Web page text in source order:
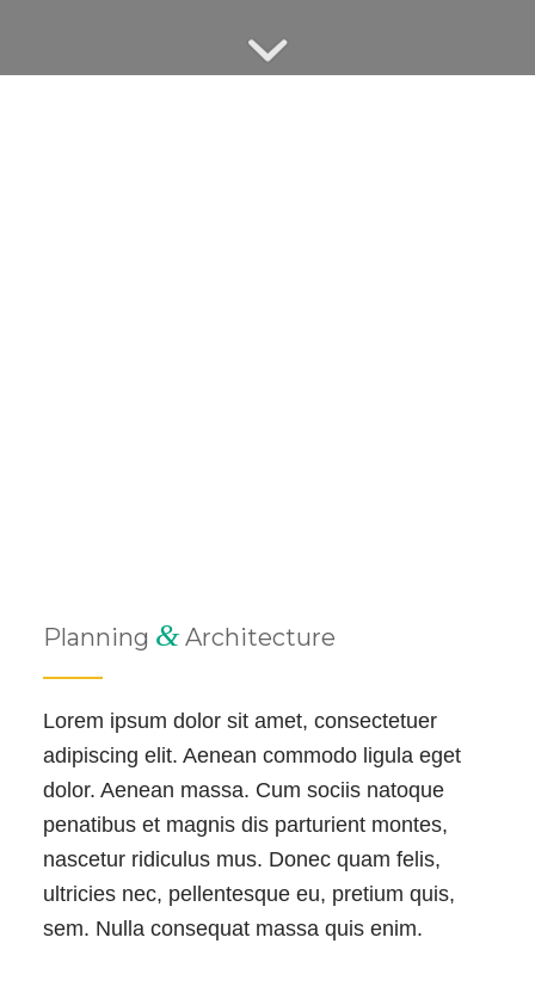
Planning &Architecture
Lorem ipsum dolor sit amet, consectetuer
adipiscing elit. Aenean commodo ligula eget
dolor. Aenean massa. Cum sociis natoque
penatibus et magnis dis parturient montes,
nascetur ridiculus mus. Donec quam felis,
ultricies nec, pellentesque eu, pretium quis,
sem. Nulla consequat massa quis enim.